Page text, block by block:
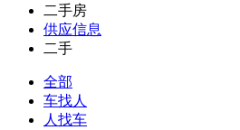
二手房
供应信息
二手
全部
车找人
人找车